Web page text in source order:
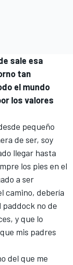
sale esa
tan
el mundo
los valores
pequeño
de ser, soy
llegar hasta
los pies en el
a ser
camino, debería
no de
y que lo
mis padres
del que me